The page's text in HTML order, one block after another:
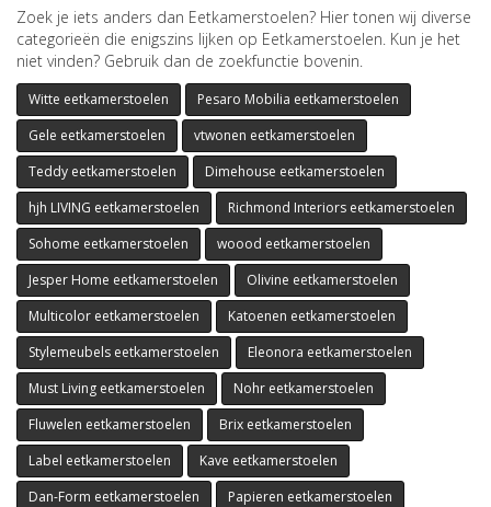
Zoek je iets anders dan Eetkamerstoelen? Hier tonen wij diverse
categorieën die enigszins lijken op Eetkamerstoelen. Kun je het
niet vinden? Gebruik dan de zoekfunctie bovenin.
Witte eetkamerstoelen
Pesaro Mobilia eetkamerstoelen
Gele eetkamerstoelen
vtwonen eetkamerstoelen
Teddy eetkamerstoelen
Dimehouse eetkamerstoelen
hjh LIVING eetkamerstoelen
Richmond Interiors eetkamerstoelen
Sohome eetkamerstoelen
woood eetkamerstoelen
Jesper Home eetkamerstoelen
Olivine eetkamerstoelen
Multicolor eetkamerstoelen
Katoenen eetkamerstoelen
Stylemeubels eetkamerstoelen
Eleonora eetkamerstoelen
Must Living eetkamerstoelen
Nohr eetkamerstoelen
Fluwelen eetkamerstoelen
Brix eetkamerstoelen
Label eetkamerstoelen
Kave eetkamerstoelen
Dan-Form eetkamerstoelen
Papieren eetkamerstoelen